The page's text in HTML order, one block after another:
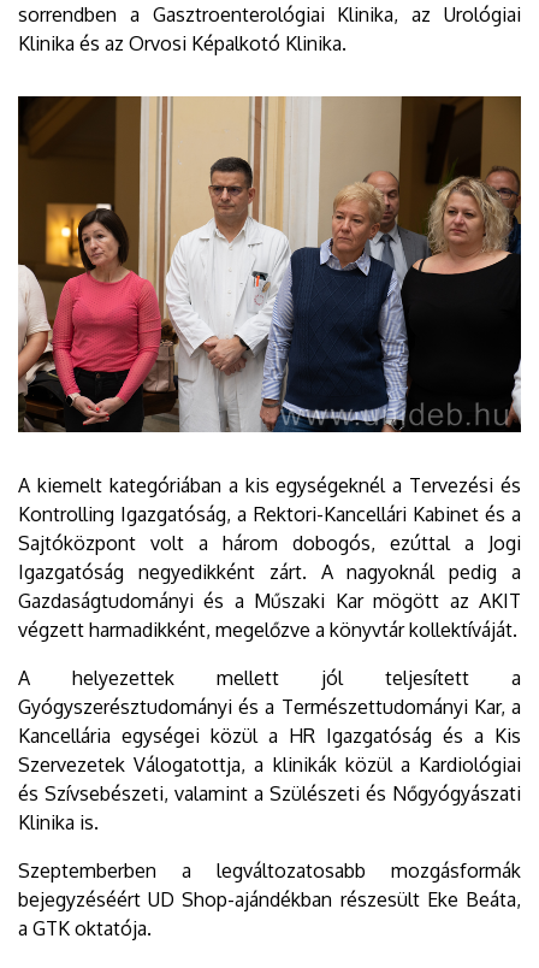
sorrendben a Gasztroenterológiai Klinika, az Urológiai
Klinika és az Orvosi Képalkotó Klinika.
A kiemelt kategóriában a kis egységeknél a Tervezési és
Kontrolling Igazgatóság, a Rektori-Kancellári Kabinet és a
Sajtóközpont volt a három dobogós, ezúttal a Jogi
Igazgatóság negyedikként zárt. A nagyoknál pedig a
Gazdaságtudományi és a Műszaki Kar mögött az AKIT
végzett harmadikként, megelőzve a könyvtár kollektíváját.
A helyezettek mellett jól teljesített a
Gyógyszerésztudományi és a Természettudományi Kar, a
Kancellária egységei közül a HR Igazgatóság és a Kis
Szervezetek Válogatottja, a klinikák közül a Kardiológiai
és Szívsebészeti, valamint a Szülészeti és Nőgyógyászati
Klinika is.
Szeptemberben a legváltozatosabb mozgásformák
bejegyzéséért UD Shop-ajándékban részesült Eke Beáta,
a GTK oktatója.